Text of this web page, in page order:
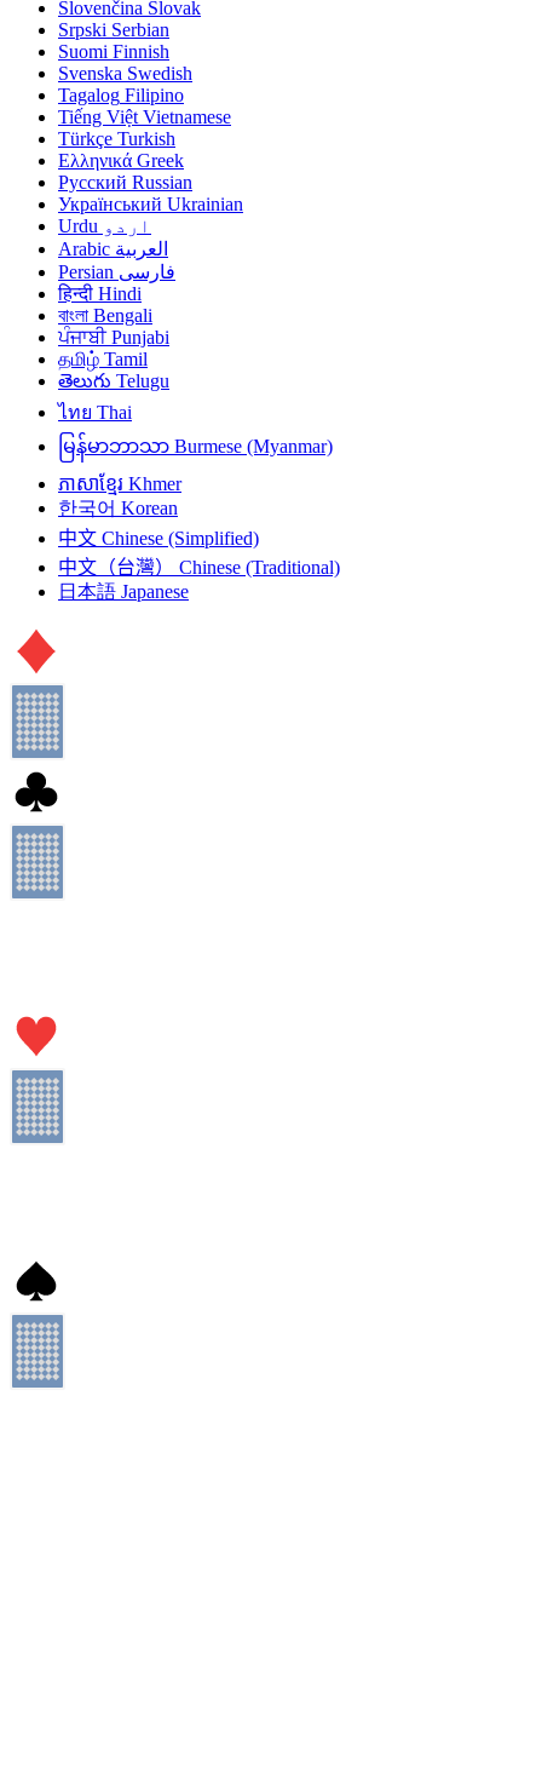
Slovenčina Slovak
Srpski Serbian
Suomi Finnish
Svenska Swedish
Tagalog Filipino
Tiếng Việt Vietnamese
Türkçe Turkish
Ελληνικά Greek
Русский Russian
Український Ukrainian
اردو Urdu
العربية Arabic
فارسی Persian
हिन्दी Hindi
বাংলা Bengali
ਪੰਜਾਬੀ Punjabi
தமிழ் Tamil
తెలుగు Telugu
ไทย Thai
မြန်မာဘာသာ Burmese (Myanmar)
ភាសាខ្មែរ Khmer
한국어 Korean
中文 Chinese (Simplified)
中文（台灣）
Chinese (Traditional)
日本語 Japanese